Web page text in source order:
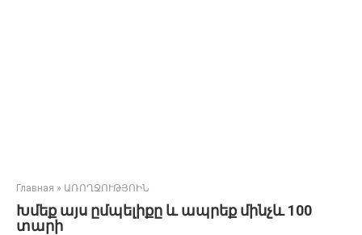
Главная » ԱՌՈՂՋՈՒԹՅՈԻՆ
Խմեք այս ըմպելիքը և ապրեք մինչև 100
տարի